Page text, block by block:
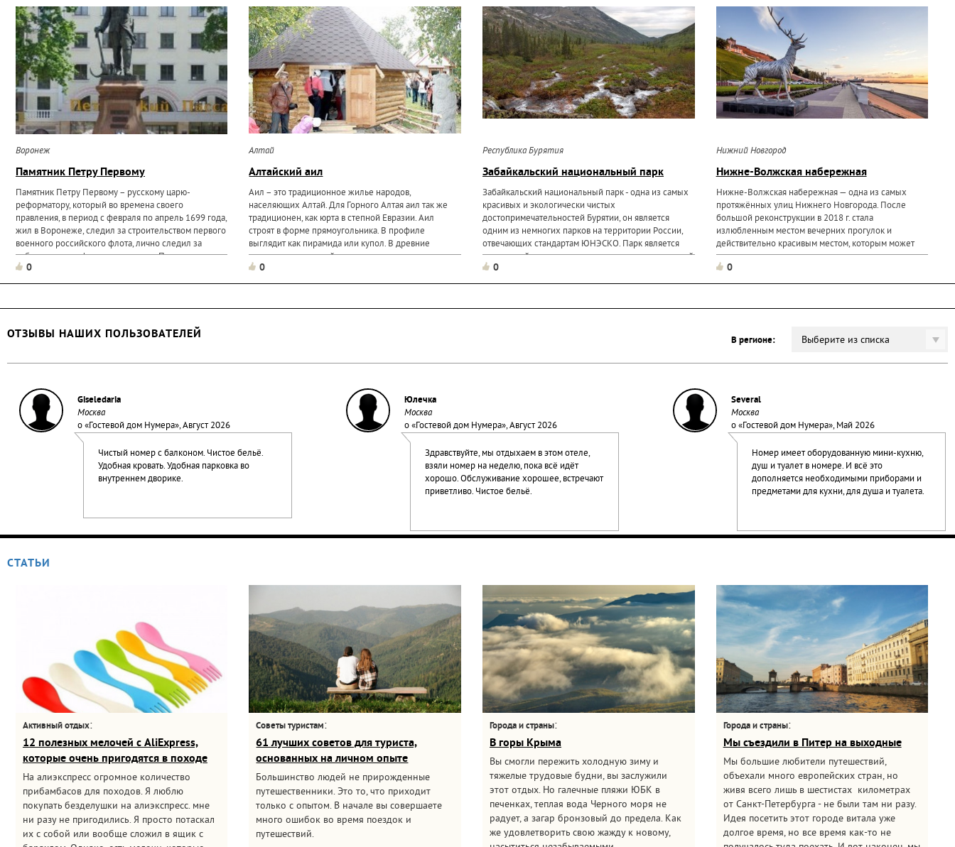
Воронеж
Памятник Петру Первому
Памятник Петру Первому – русскому царю-
реформатору, который во времена своего
правления, в период с февраля по апрель 1699 года,
жил в Воронеже, следил за строительством первого
военного российского флота, лично следил за
работами на верфях, расположен в Петровском
сквере на проспекте...
0
Алтай
Алтайский аил
Аил – это традиционное жилье народов,
населяющих Алтай. Для Горного Алтая аил так же
традиционен, как юрта в степной Евразии. Аил
строят в форме прямоугольника. В профиле
выглядит как пирамида или купол. В древние
времена деревянный каркас аила покрывали
древесной корой...
0
Республика Бурятия
Забайкальский национальный парк
Забайкальский национальный парк - одна из самых
красивых и экологически чистых
достопримечательностей Бурятии, он является
одним из немногих парков на территории России,
отвечающих стандартам ЮНЭСКО. Парк является
уникальнейшим природным заповедником, который
был создан в 1986 году. ОН занимает...
0
Нижний Новгород
Нижне-Волжская набережная
Нижне-Волжская набережная — одна из самых
протяжённых улиц Нижнего Новгорода. После
большой реконструкции в 2018 г. стала
излюбленным местом вечерних прогулок и
действительно красивым местом, которым может
гордиться город.
0
ОТЗЫВЫ НАШИХ ПОЛЬЗОВАТЕЛЕЙ В регионе: Выберите из списка
Giseledaria
Москва
о «Гостевой дом Нумера», Август 2026
Чистый номер с балконом. Чистое бельё.
Удобная кровать. Удобная парковка во
внутреннем дворике.
Юлечка
Москва
о «Гостевой дом Нумера», Август 2026
Здравствуйте, мы отдыхаем в этом отеле,
взяли номер на неделю, пока всё идёт
хорошо. Обслуживание хорошее, встречают
приветливо. Чистое бельё.
Several
Москва
о «Гостевой дом Нумера», Май 2026
Номер имеет оборудованную мини-кухню,
душ и туалет в номере. И всё это
дополняется необходимыми приборами и
предметами для кухни, для душа и туалета.
СТАТЬИ
Активный отдых:
12 полезных мелочей с AliExpress,
которые очень пригодятся в походе
На алиэкспресс огромное количество
прибамбасов для походов. Я люблю
покупать безделушки на алиэкспресс. мне
ни разу не пригодились. Я просто потаскал
их с собой или вообще сложил в ящик с
Советы туристам:
61 лучших советов для туриста,
основанных на личном опыте
Большинство людей не прирожденные
путешественники. Это то, что приходит
только с опытом. В начале вы совершаете
много ошибок во время поездок и
путешествий.
Города и страны:
В горы Крыма
Вы смогли пережить холодную зиму и
тяжелые трудовые будни, вы заслужили
этот отдых. Но галечные пляжи ЮБК в
печенках, теплая вода Черного моря не
радует, а загар бронзовый до предела. Как
же удовлетворить свою жажду к новому,
Города и страны:
Мы съездили в Питер на выходные
Мы большие любители путешествий,
объехали много европейских стран, но
живя всего лишь в шестистах километрах
от Санкт-Петербурга - не были там ни разу.
Идея посетить этот городе витала уже
долгое время, но все время как-то не